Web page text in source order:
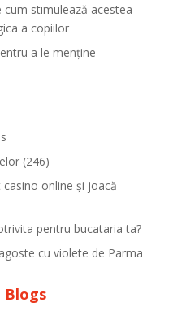
stimulează acestea
a copiilor
a le menține
(246)
online și joacă
pentru bucataria ta?
cu violete de Parma